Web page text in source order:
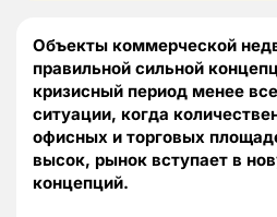
Объекты коммерческой
правильной сильной
кризисный период менее
ситуации, когда
офисных и торговых
высок, рынок вступает в
концепций.